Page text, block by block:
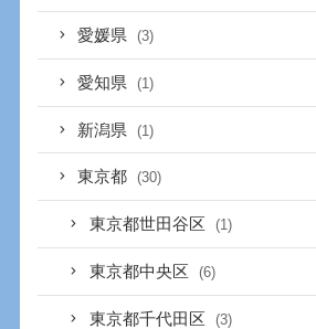
愛媛県 (3)
愛知県 (1)
新潟県 (1)
東京都 (30)
東京都世田谷区 (1)
東京都中央区 (6)
東京都千代田区 (3)